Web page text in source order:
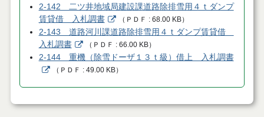
2-142 二ツ井地域局建設課道路除排雪用４ｔダンプ
賃貸借 入札調書
（ ＰＤＦ 68.00 KB）
2-143 道路河川課道路除排雪用４ｔダンプ賃貸借
入札調書
（ ＰＤＦ 66.00 KB）
2-144 重機（除雪ドーザ１３ｔ級）借上 入札調書
（ ＰＤＦ 49.00 KB）